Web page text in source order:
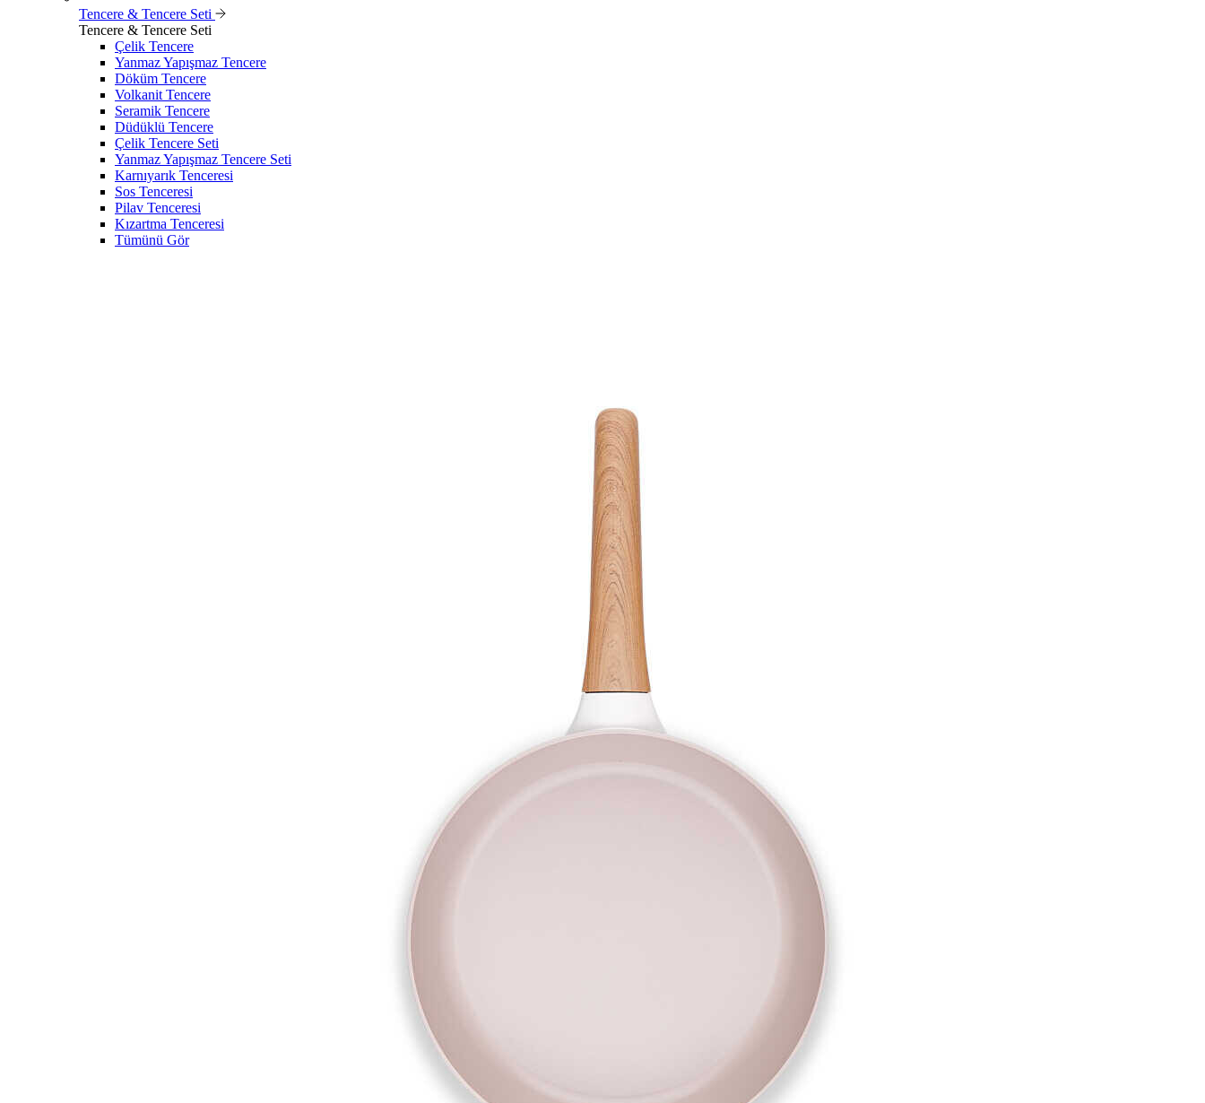
Tencere & Tencere Seti
Tencere & Tencere Seti
Çelik Tencere
Yanmaz Yapışmaz Tencere
Döküm Tencere
Volkanit Tencere
Seramik Tencere
Düdüklü Tencere
Çelik Tencere Seti
Yanmaz Yapışmaz Tencere Seti
Karnıyarık Tenceresi
Sos Tenceresi
Pilav Tenceresi
Kızartma Tenceresi
Tümünü Gör